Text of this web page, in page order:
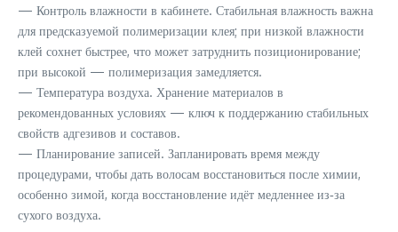
— Контроль влажности в кабинете. Стабильная влажность важна
для предсказуемой полимеризации клея; при низкой влажности
клей сохнет быстрее, что может затруднить позиционирование;
при высокой — полимеризация замедляется.
— Температура воздуха. Хранение материалов в
рекомендованных условиях — ключ к поддержанию стабильных
свойств адгезивов и составов.
— Планирование записей. Запланировать время между
процедурами, чтобы дать волосам восстановиться после химии,
особенно зимой, когда восстановление идёт медленнее из‑за
сухого воздуха.